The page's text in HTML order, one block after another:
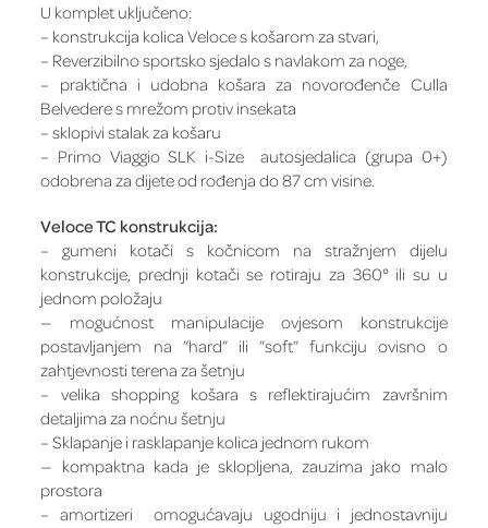
U komplet uključeno:
– konstrukcija kolica Veloce s košarom za stvari,
– Reverzibilno sportsko sjedalo s navlakom za noge,
– praktična i udobna košara za novorođenče Culla
Belvedere s mrežom protiv insekata
– sklopivi stalak za košaru
– Primo Viaggio SLK i-Size autosjedalica (grupa 0+)
odobrena za dijete od rođenja do 87 cm visine.
Veloce TC konstrukcija:
– gumeni kotači s kočnicom na stražnjem dijelu
konstrukcije, prednji kotači se rotiraju za 360° ili su u
jednom položaju
— mogućnost manipulacije ovjesom konstrukcije
postavljanjem na ”hard” ili ”soft” funkciju ovisno o
zahtjevnosti terena za šetnju
– velika shopping košara s reflektirajućim završnim
detaljima za noćnu šetnju
– Sklapanje i rasklapanje kolica jednom rukom
— kompaktna kada je sklopljena, zauzima jako malo
prostora
– amortizeri omogućavaju ugodniju i jednostavniju